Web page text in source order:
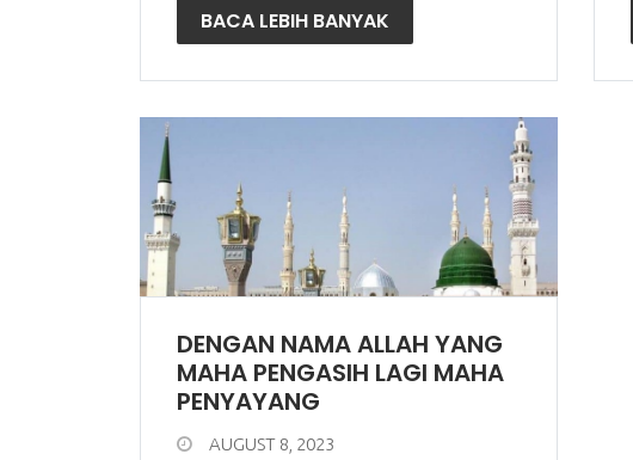
BACA LEBIH BANYAK
DENGAN NAMA ALLAH YANG
MAHA PENGASIH LAGI MAHA
PENYAYANG
AUGUST 8, 2023